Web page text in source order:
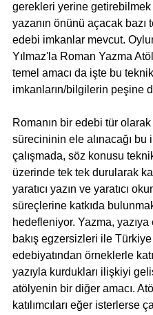
gerekleri yerine
yazanın önünü açacak bazı
edebi imkanlar mevcut.
Yılmaz'la Roman Yazma
temel amacı da işte bu
imkanların/bilgilerin peşine
Romanın bir edebi tür olarak
sürecininin ele alınacağı bu
çalışmada, söz konusu
üzerinde tek tek durularak
yaratıcı yazın ve yaratıcı
süreçlerine katkıda
hedefleniyor. Yazma, yazıya
bakış egzersizleri ile
edebiyatından örneklerle
yazıyla kurdukları ilişkiyi
atölyenin bir diğer amacı.
katılımcıları eğer isterlerse